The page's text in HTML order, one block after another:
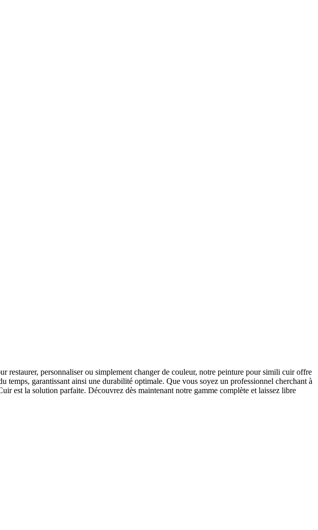
personnaliser ou simplement changer de couleur, notre peinture pour simili cuir offre
garantissant ainsi une durabilité optimale. Que vous soyez un professionnel cherchant à
est la solution parfaite. Découvrez dès maintenant notre gamme complète et laissez libre